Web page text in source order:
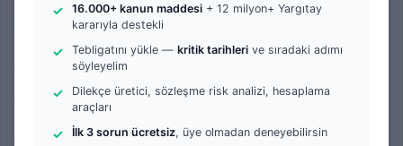
16.000+ kanun maddesi + 12 milyon+ Yargıtay
kararıyla destekli
Tebligatını yükle — kritik tarihleri ve sıradaki adımı
söyleyelim
Dilekçe üretici, sözleşme risk analizi, hesaplama
araçları
İlk 3 sorun ücretsiz, üye olmadan deneyebilirsin
Örnek Dilekçe & Rehber
AYM Kararının
Uygulanmaması Nedeniyle
AİHM’e Başvuru | Örnek